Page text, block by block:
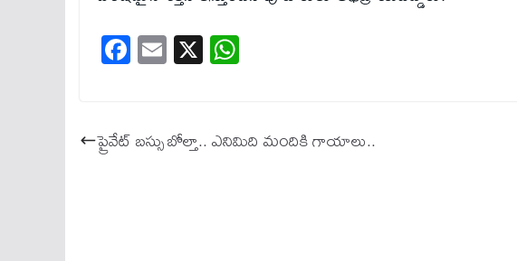
Fa
ce
ok
E
m
X
A
ప్రైవేట్ బస్సు బోల్తా.. ఎనిమిది మందికి గాయాలు..